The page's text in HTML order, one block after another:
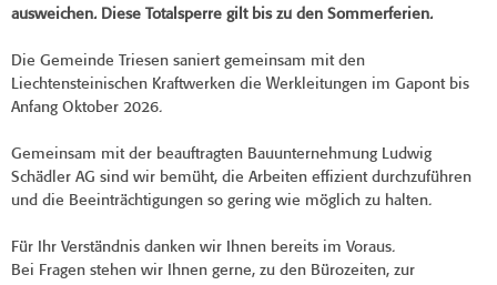
ausweichen. Diese Totalsperre gilt bis zu den Sommerferien.
Die Gemeinde Triesen saniert gemeinsam mit den
Liechtensteinischen Kraftwerken die Werkleitungen im Gapont bis
Anfang Oktober 2026.
Gemeinsam mit der beauftragten Bauunternehmung Ludwig
Schädler AG sind wir bemüht, die Arbeiten effizient durchzuführen
und die Beeinträchtigungen so gering wie möglich zu halten.
Für Ihr Verständnis danken wir Ihnen bereits im Voraus.
Bei Fragen stehen wir Ihnen gerne, zu den Bürozeiten, zur